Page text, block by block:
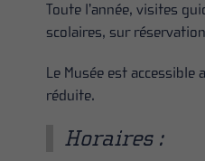
Toute l’année, visites
scolaires, sur
Le Musée est
réduite.
Horaires :